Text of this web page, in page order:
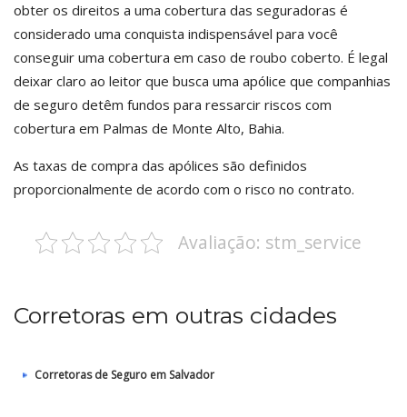
obter os direitos a uma cobertura das seguradoras é
considerado uma conquista indispensável para você
conseguir uma cobertura em caso de roubo coberto. É legal
deixar claro ao leitor que busca uma apólice que companhias
de seguro detêm fundos para ressarcir riscos com
cobertura em Palmas de Monte Alto, Bahia.
As taxas de compra das apólices são definidos
proporcionalmente de acordo com o risco no contrato.
Avaliação: stm_service
Corretoras em outras cidades
Corretoras de Seguro em Salvador